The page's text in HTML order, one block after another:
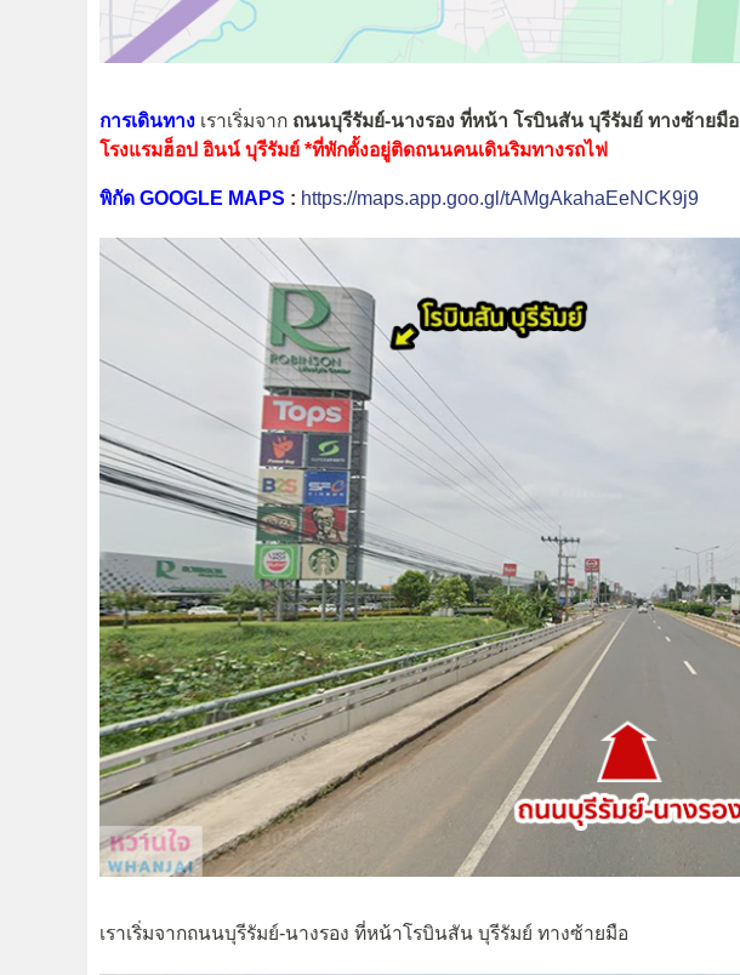
การเดินทาง เราเริ่มจาก ถนนบุรีรัมย์-นางรอง ที่หน้า โรบินสัน บุรีรัมย์ ทางซ้ายมือ
โรงแรมฮ็อป อินน์ บุรีรัมย์ *ที่พักตั้งอยู่ติดถนนคนเดินริมทางรถไฟ
พิกัด GOOGLE MAPS : https://maps.app.goo.gl/tAMgAkahaEeNCK9j9
เราเริ่มจากถนนบุรีรัมย์-นางรอง ที่หน้าโรบินสัน บุรีรัมย์ ทางซ้ายมือ